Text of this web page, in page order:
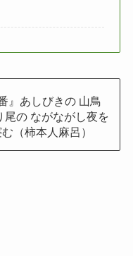
』あしびきの 山鳥
尾の ながながし夜を
（柿本人麻呂）